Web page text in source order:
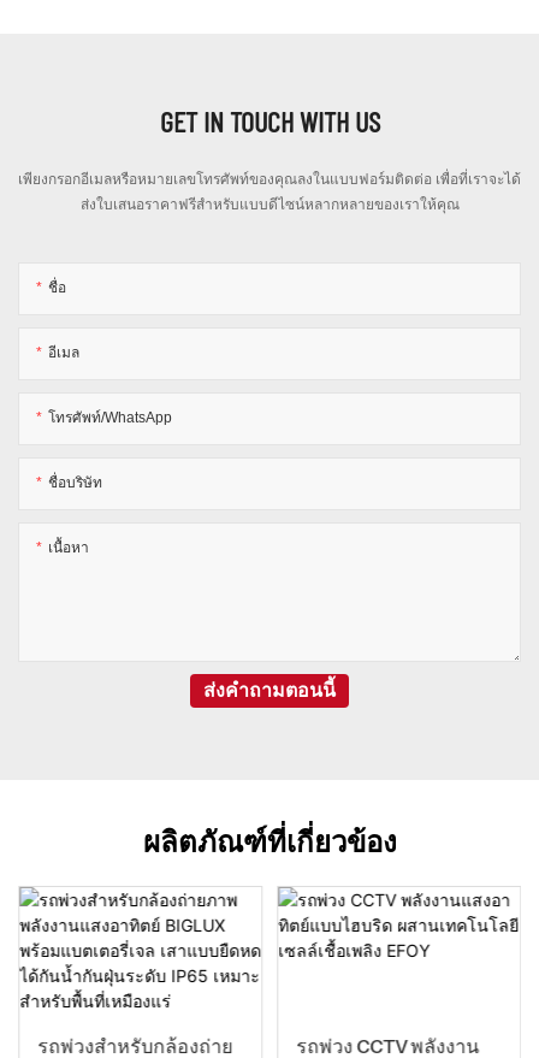
GET IN TOUCH WITH US
เพียงกรอกอีเมลหรือหมายเลขโทรศัพท์ของคุณลงในแบบฟอร์มติดต่อ เพื่อที่เราจะได้
ส่งใบเสนอราคาฟรีสำหรับแบบดีไซน์หลากหลายของเราให้คุณ
ชื่อ
อีเมล
โทรศัพท์/WhatsApp
ชื่อบริษัท
เนื้อหา
ส่งคำถามตอนนี้
ผลิตภัณฑ์ที่เกี่ยวข้อง
รถพ่วงสำหรับกล้องถ่าย รถพ่วง CCTV พลังงาน